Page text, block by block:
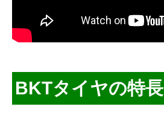
BKTタイヤの特長